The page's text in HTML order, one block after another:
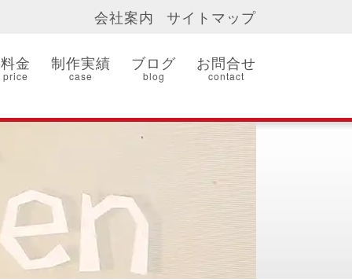
会社案内 サイトマップ
料金
price
制作実績
case
ブログ
blog
お問合せ
contact